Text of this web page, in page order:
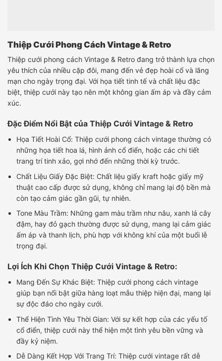
Thiệp Cưới Phong Cách Vintage & Retro
Thiệp cưới phong cách Vintage & Retro đang trở thành lựa chọn
yêu thích của nhiều cặp đôi, mang đến vẻ đẹp hoài cổ và lãng
mạn cho ngày trọng đại. Với họa tiết tinh tế và chất liệu đặc
biệt, thiệp cưới này tạo nên một không gian ấm áp và đầy cảm
xúc.
Đặc Điểm Nổi Bật của Thiệp Cưới Vintage & Retro
Họa Tiết Hoài Cổ: Thiệp cưới phong cách vintage thường có
những họa tiết hoa lá, hình ảnh cổ điển, hoặc các chi tiết
trang trí tinh xảo, gợi nhớ đến những thời kỳ trước.
Chất Liệu Giấy Đặc Biệt: Chất liệu giấy kraft hoặc giấy mỹ
thuật cao cấp được sử dụng, không chỉ mang lại độ bền mà
còn tạo cảm giác gần gũi, tự nhiên.
Tone Màu Trầm: Những gam màu trầm như nâu, xanh lá cây
đậm, hay đỏ gạch thường được sử dụng, mang lại cảm giác
ấm áp và thanh lịch, phù hợp với không khí của một buổi lễ
trọng đại.
Lợi Ích Khi Chọn Thiệp Cưới Vintage & Retro:
Mang Đến Sự Khác Biệt: Thiệp cưới phong cách vintage
giúp bạn nổi bật giữa hàng loạt mẫu thiệp hiện đại, mang lại
sự độc đáo cho ngày cưới.
Thể Hiện Tình Yêu Thời Gian: Với sự kết hợp của các yếu tố
cổ điển, thiệp cưới này thể hiện một tình yêu bền vững và
đầy kỷ niệm.
Dễ Dàng Kết Hợp Với Trang Trí: Thiệp cưới vintage rất dễ